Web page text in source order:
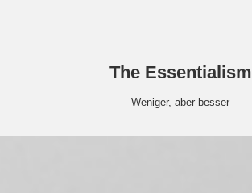
The Essentialism
Weniger, aber besser